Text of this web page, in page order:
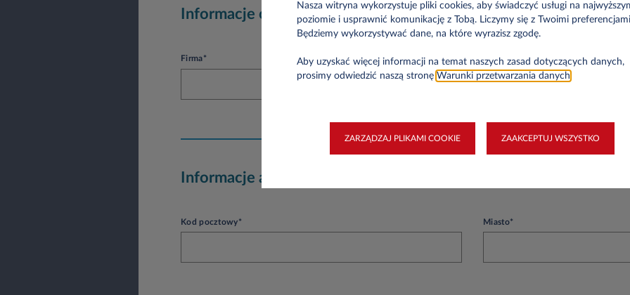
Informacje o firmie
Firma* NIP*
Informacje adresowe
Kod pocztowy* Miasto*
Nasza witryna wykorzystuje pliki cookies, aby świadczyć usługi na
poziomie i usprawnić komunikację z Tobą. Liczymy się z Twoimi
Będziemy wykorzystywać dane, na które wyrazisz zgodę.
Aby uzyskać więcej informacji na temat naszych zasad dotyczących danych,
prosimy odwiedzić naszą stronę Warunki przetwarzania danych
ZARZĄDZAJ PLIKAMI COOKIE ZAAKCEPTUJ WSZYSTKO